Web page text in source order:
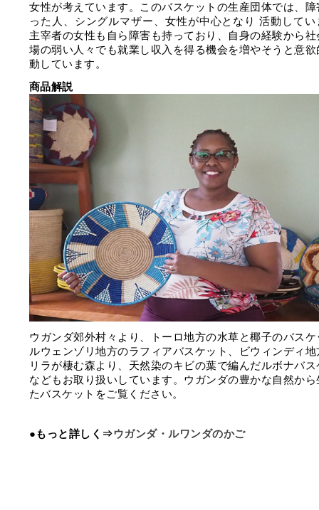
女性が考えています。このバスケットの生産団体では、
った人、シングルマザー、女性が中心となり 活動してい
主宰者の女性も自ら障害も持っており、自身の経験から
場の弱い人々でも就業し収入を得る機会を増やそうと意
動しています。
商品解説
ウガンダ郊外村々より、トーロ地方の水草と椰子のバス
ルウェンゾリ地方のラフィアバスケット、ビウィンディ
リラが棲む森より、天然染のキビの葉で編んだルボナバ
などもお取り扱いしています。ウガンダの豊かな自然か
たバスケットをご覧ください。
●もっと詳しく⇒ウガンダ・ルワンダのかご